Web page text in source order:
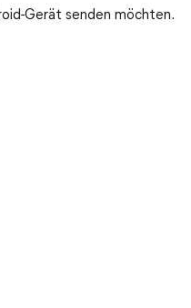
Gerät senden möchten.